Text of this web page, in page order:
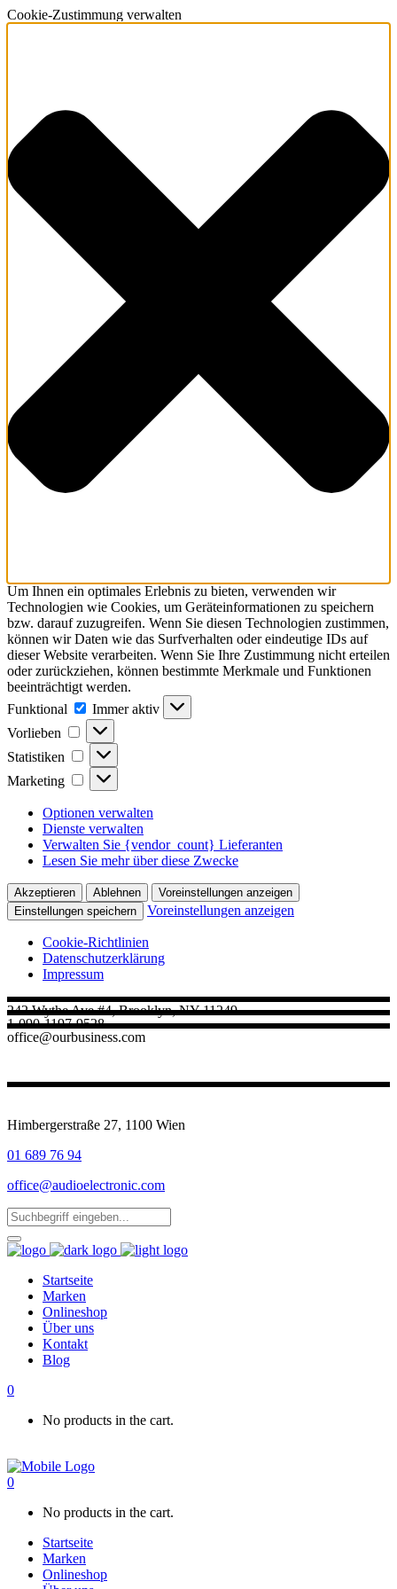
Cookie-Zustimmung verwalten
Um Ihnen ein optimales Erlebnis zu bieten, verwenden wir
Technologien wie Cookies, um Geräteinformationen zu speichern
bzw. darauf zuzugreifen. Wenn Sie diesen Technologien zustimmen,
können wir Daten wie das Surfverhalten oder eindeutige IDs auf
dieser Website verarbeiten. Wenn Sie Ihre Zustimmung nicht erteilen
oder zurückziehen, können bestimmte Merkmale und Funktionen
beeinträchtigt werden.
Funktional
Funktional
Immer aktiv
Vorlieben
Vorlieben
Statistiken Statistiken
Marketing Marketing
Optionen verwalten
Dienste verwalten
Verwalten Sie {vendor_count} Lieferanten
Lesen Sie mehr über diese Zwecke
Akzeptieren Ablehnen
Voreinstellungen anzeigen
Einstellungen speichern
Voreinstellungen anzeigen
Cookie-Richtlinien
Datenschutz­erklärung
Impressum
242 Wythe Ave #4, Brooklyn, NY 11249
1-090-1197-9528
office@ourbusiness.com
Himbergerstraße 27, 1100 Wien
01 689 76 94
office@audioelectronic.com
Startseite
Marken
Onlineshop
Über uns
Kontakt
Blog
0
No products in the cart.
0
No products in the cart.
Startseite
Marken
Onlineshop